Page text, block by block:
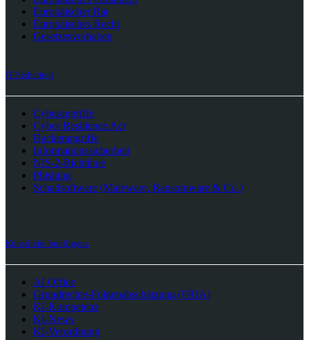
Europäischer Rat
Europäisches Recht
Gesetzesvorhaben
IT-Sicherheit
Cyberangriffe
Cyber Resilience Act
Hackerangriffe
Informationssicherheit
NIS-2-Richtlinie
Phishing
Schadsoftware (Maleware, Ransomware & Co.)
Künstliche Intelligenz
AI Office
Grundrechte-Folgenabschätzung (FRIA)
KI-Kompetenz
KI-News
KI-Verordnung